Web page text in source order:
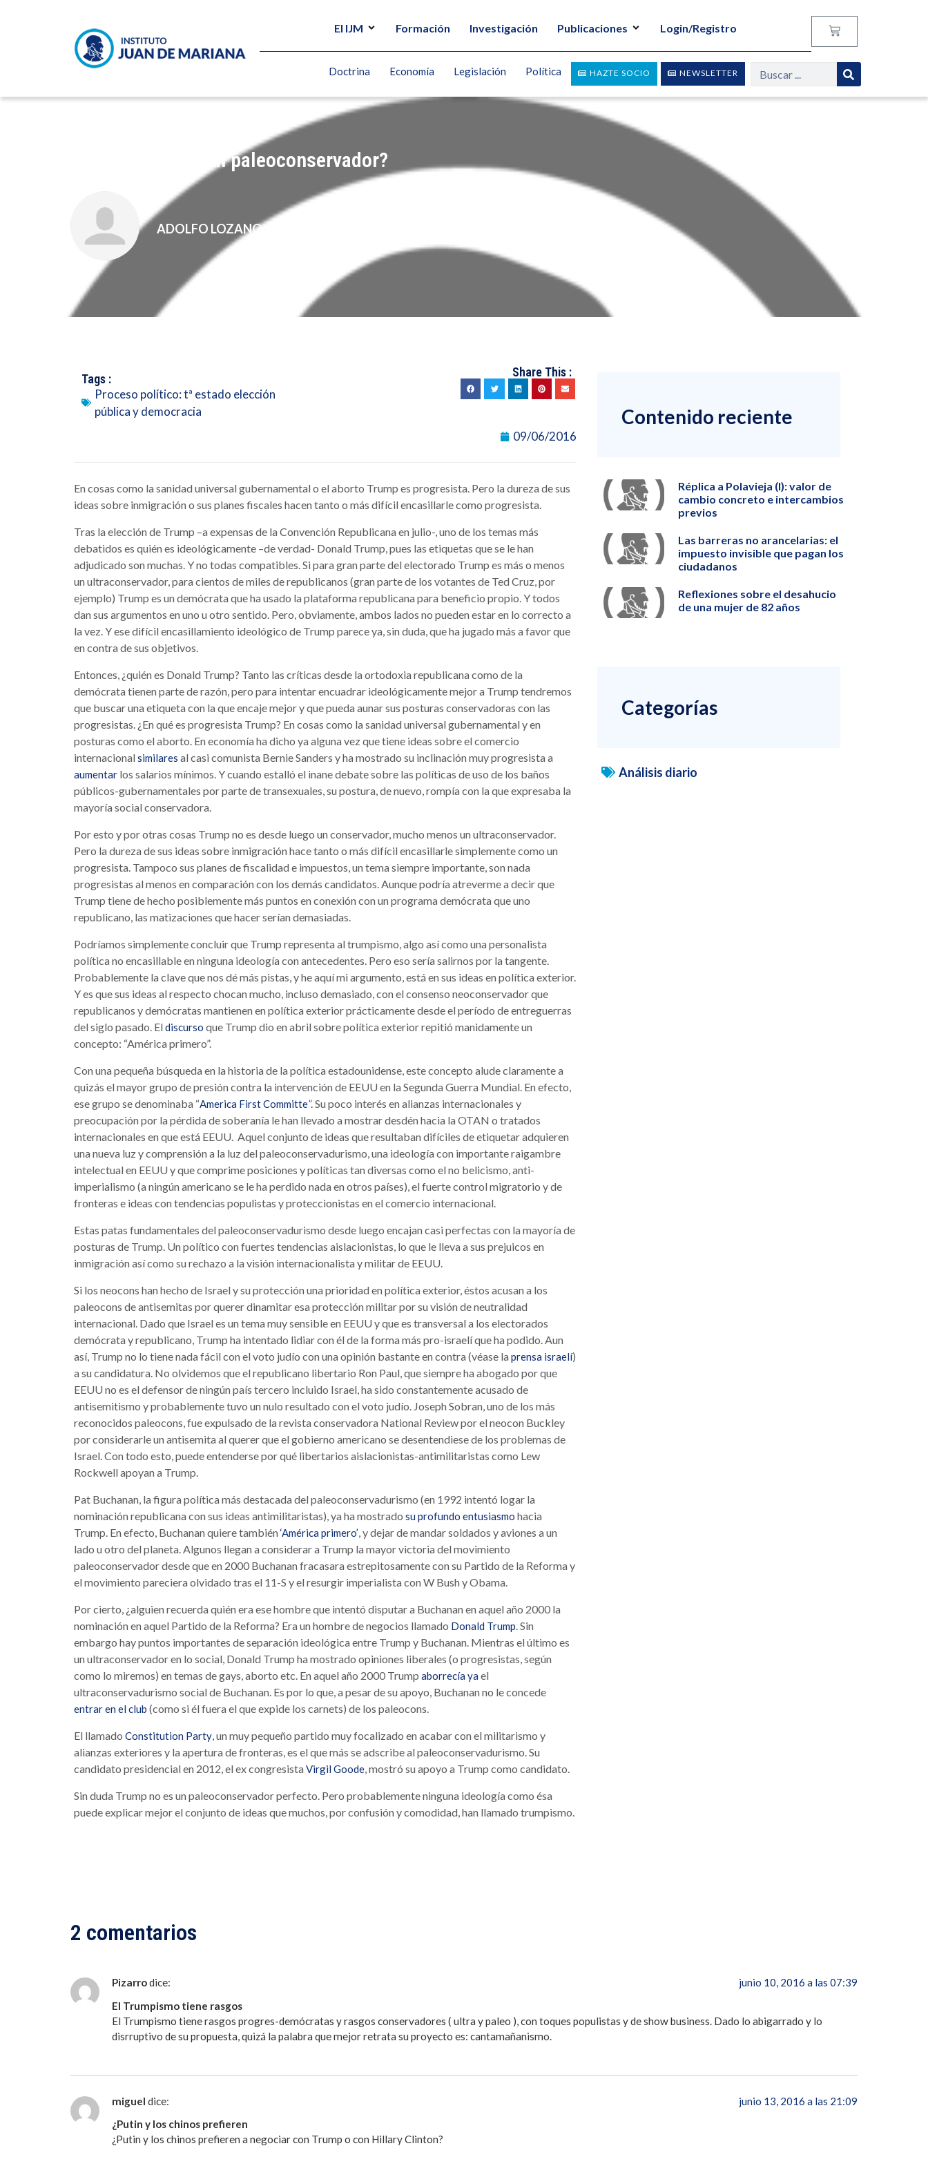
El IJM Formación Investigación Publicaciones Login/Registro
NEWSLETTER
HAZTE SOCIO
Doctrina Economía Legislación Política
Donald Trump, ¿un paleoconservador?
ADOLFO LOZANO
Tags :
Proceso político: tª estado elección
pública y democracia
Share This :
09/06/2016
En cosas como la sanidad universal gubernamental o el aborto Trump es progresista. Pero la dureza de sus
ideas sobre inmigración o sus planes fiscales hacen tanto o más difícil encasillarle como progresista.
Tras la elección de Trump –a expensas de la Convención Republicana en julio-, uno de los temas más
debatidos es quién es ideológicamente –de verdad- Donald Trump, pues las etiquetas que se le han
adjudicado son muchas. Y no todas compatibles. Si para gran parte del electorado Trump es más o menos
un ultraconservador, para cientos de miles de republicanos (gran parte de los votantes de Ted Cruz, por
ejemplo) Trump es un demócrata que ha usado la plataforma republicana para beneficio propio. Y todos
dan sus argumentos en uno u otro sentido. Pero, obviamente, ambos lados no pueden estar en lo correcto a
la vez. Y ese difícil encasillamiento ideológico de Trump parece ya, sin duda, que ha jugado más a favor que
en contra de sus objetivos.
Entonces, ¿quién es Donald Trump? Tanto las críticas desde la ortodoxia republicana como de la
demócrata tienen parte de razón, pero para intentar encuadrar ideológicamente mejor a Trump tendremos
que buscar una etiqueta con la que encaje mejor y que pueda aunar sus posturas conservadoras con las
progresistas. ¿En qué es progresista Trump? En cosas como la sanidad universal gubernamental y en
posturas como el aborto. En economía ha dicho ya alguna vez que tiene ideas sobre el comercio
internacionalsimilares al casi comunista Bernie Sanders y ha mostrado su inclinación muy progresista a
aumentar los salarios mínimos. Y cuando estalló el inane debate sobre las políticas de uso de los baños
públicos-gubernamentales por parte de transexuales, su postura, de nuevo, rompía con la que expresaba la
mayoría social conservadora.
Por esto y por otras cosas Trump no es desde luego un conservador, mucho menos un ultraconservador.
Pero la dureza de sus ideas sobre inmigración hace tanto o más difícil encasillarle simplemente como un
progresista. Tampoco sus planes de fiscalidad e impuestos, un tema siempre importante, son nada
progresistas al menos en comparación con los demás candidatos. Aunque podría atreverme a decir que
Trump tiene de hecho posiblemente más puntos en conexión con un programa demócrata que uno
republicano, las matizaciones que hacer serían demasiadas.
Podríamos simplemente concluir que Trump representa al trumpismo, algo así como una personalista
política no encasillable en ninguna ideología con antecedentes. Pero eso sería salirnos por la tangente.
Probablemente la clave que nos dé más pistas, y he aquí mi argumento, está en sus ideas en política exterior.
Y es que sus ideas al respecto chocan mucho, incluso demasiado, con el consenso neoconservador que
republicanos y demócratas mantienen en política exterior prácticamente desde el período de entreguerras
del siglo pasado. Eldiscurso que Trump dio en abril sobre política exterior repitió manidamente un
concepto: “América primero”.
Con una pequeña búsqueda en la historia de la política estadounidense, este concepto alude claramente a
quizás el mayor grupo de presión contra la intervención de EEUU en la Segunda Guerra Mundial. En efecto,
ese grupo se denominaba “America First Committe”. Su poco interés en alianzas internacionales y
preocupación por la pérdida de soberanía le han llevado a mostrar desdén hacia la OTAN o tratados
internacionales en que está EEUU. Aquel conjunto de ideas que resultaban difíciles de etiquetar adquieren
una nueva luz y comprensión a la luz del paleoconservadurismo, una ideología con importante raigambre
intelectual en EEUU y que comprime posiciones y políticas tan diversas como el no belicismo, anti-
imperialismo (a ningún americano se le ha perdido nada en otros países), el fuerte control migratorio y de
fronteras e ideas con tendencias populistas y proteccionistas en el comercio internacional.
Estas patas fundamentales del paleoconservadurismo desde luego encajan casi perfectas con la mayoría de
posturas de Trump. Un político con fuertes tendencias aislacionistas, lo que le lleva a sus prejuicos en
inmigración así como su rechazo a la visión internacionalista y militar de EEUU.
Si los neocons han hecho de Israel y su protección una prioridad en política exterior, éstos acusan a los
paleocons de antisemitas por querer dinamitar esa protección militar por su visión de neutralidad
internacional. Dado que Israel es un tema muy sensible en EEUU y que es transversal a los electorados
demócrata y republicano, Trump ha intentado lidiar con él de la forma más pro-israelí que ha podido. Aun
así, Trump no lo tiene nada fácil con el voto judío con una opinión bastante en contra (véase laprensa israelí)
a su candidatura. No olvidemos que el republicano libertario Ron Paul, que siempre ha abogado por que
EEUU no es el defensor de ningún país tercero incluido Israel, ha sido constantemente acusado de
antisemitismo y probablemente tuvo un nulo resultado con el voto judío. Joseph Sobran, uno de los más
reconocidos paleocons, fue expulsado de la revista conservadora National Review por el neocon Buckley
por considerarle un antisemita al querer que el gobierno americano se desentendiese de los problemas de
Israel. Con todo esto, puede entenderse por qué libertarios aislacionistas-antimilitaristas como Lew
Rockwell apoyan a Trump.
Pat Buchanan, la figura política más destacada del paleoconservadurismo (en 1992 intentó logar la
nominación republicana con sus ideas antimilitaristas), ya ha mostrado su profundo entusiasmo hacia
Trump. En efecto, Buchanan quiere también‘América primero’, y dejar de mandar soldados y aviones a un
lado u otro del planeta. Algunos llegan a considerar a Trump la mayor victoria del movimiento
paleoconservador desde que en 2000 Buchanan fracasara estrepitosamente con su Partido de la Reforma y
el movimiento pareciera olvidado tras el 11-S y el resurgir imperialista con W Bush y Obama.
Por cierto, ¿alguien recuerda quién era ese hombre que intentó disputar a Buchanan en aquel año 2000 la
nominación en aquel Partido de la Reforma? Era un hombre de negocios llamado Donald Trump. Sin
embargo hay puntos importantes de separación ideológica entre Trump y Buchanan. Mientras el último es
un ultraconservador en lo social, Donald Trump ha mostrado opiniones liberales (o progresistas, según
como lo miremos) en temas de gays, aborto etc. En aquel año 2000 Trump aborrecía ya el
ultraconservadurismo social de Buchanan. Es por lo que, a pesar de su apoyo, Buchanan no le concede
entrar en el club (como si él fuera el que expide los carnets) de los paleocons.
El llamado Constitution Party, un muy pequeño partido muy focalizado en acabar con el militarismo y
alianzas exteriores y la apertura de fronteras, es el que más se adscribe al paleoconservadurismo. Su
candidato presidencial en 2012, el ex congresistaVirgil Goode, mostró su apoyo a Trump como candidato.
Sin duda Trump no es un paleoconservador perfecto. Pero probablemente ninguna ideología como ésa
puede explicar mejor el conjunto de ideas que muchos, por confusión y comodidad, han llamado trumpismo.
Contenido reciente
Réplica a Polavieja (I): valor de
cambio concreto e intercambios
previos
Las barreras no arancelarias: el
impuesto invisible que pagan los
ciudadanos
Reflexiones sobre el desahucio
de una mujer de 82 años
Categorías
Análisis diario
2 comentarios
Pizarrodice:
junio 10, 2016 a las 07:39
El Trumpismo tiene rasgos
El Trumpismo tiene rasgos progres-demócratas y rasgos conservadores ( ultra y paleo ), con toques populistas y de show business. Dado lo abigarrado y lo
disrruptivo de su propuesta, quizá la palabra que mejor retrata su proyecto es: cantamañanismo.
miguel dice:
junio 13, 2016 a las 21:09
¿Putin y los chinos prefieren
¿Putin y los chinos prefieren a negociar con Trump o con Hillary Clinton?